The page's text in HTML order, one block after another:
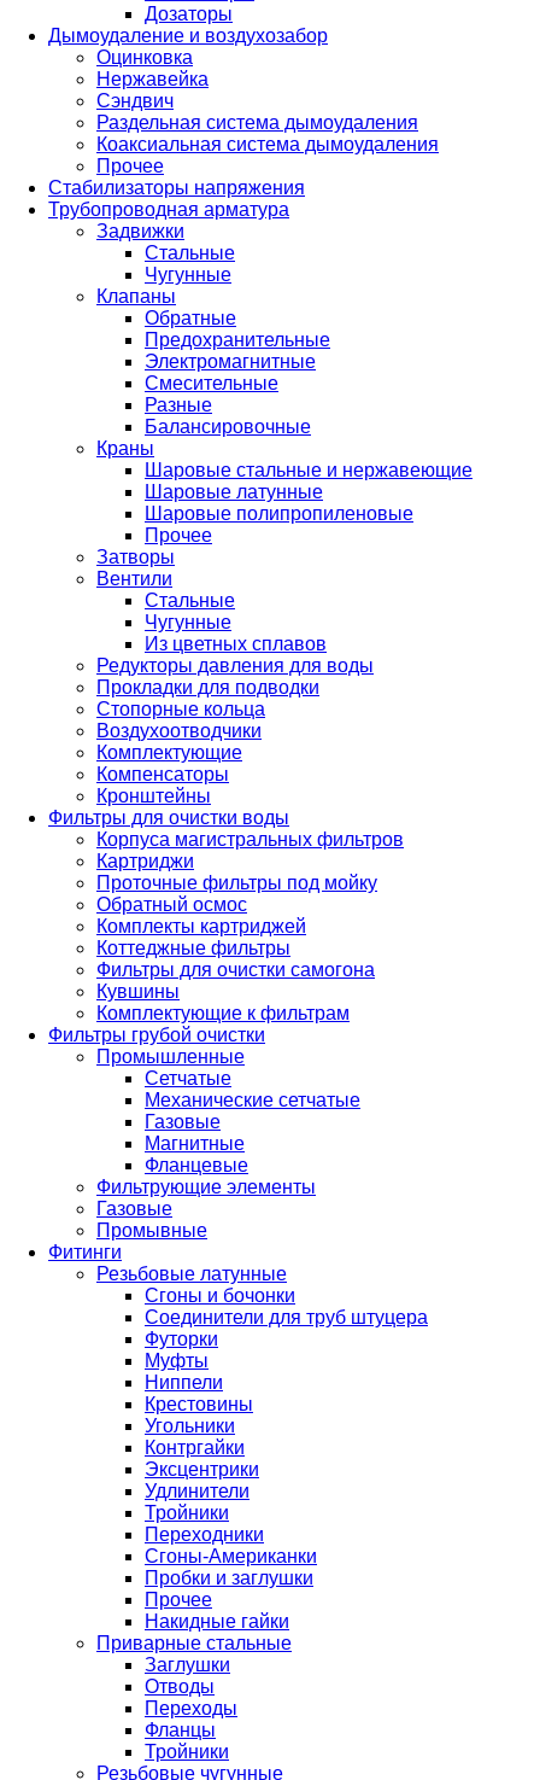
Дозаторы
Дымоудаление и воздухозабор
Оцинковка
Нержавейка
Сэндвич
Раздельная система дымоудаления
Коаксиальная система дымоудаления
Прочее
Стабилизаторы напряжения
Трубопроводная арматура
Задвижки
Стальные
Чугунные
Клапаны
Обратные
Предохранительные
Электромагнитные
Смесительные
Разные
Балансировочные
Краны
Шаровые стальные и нержавеющие
Шаровые латунные
Шаровые полипропиленовые
Прочее
Затворы
Вентили
Стальные
Чугунные
Из цветных сплавов
Редукторы давления для воды
Прокладки для подводки
Стопорные кольца
Воздухоотводчики
Комплектующие
Компенсаторы
Кронштейны
Фильтры для очистки воды
Корпуса магистральных фильтров
Картриджи
Проточные фильтры под мойку
Обратный осмос
Комплекты картриджей
Коттеджные фильтры
Фильтры для очистки самогона
Кувшины
Комплектующие к фильтрам
Фильтры грубой очистки
Промышленные
Сетчатые
Механические сетчатые
Газовые
Магнитные
Фланцевые
Фильтрующие элементы
Газовые
Промывные
Фитинги
Резьбовые латунные
Сгоны и бочонки
Соединители для труб штуцера
Футорки
Муфты
Ниппели
Крестовины
Угольники
Контргайки
Эксцентрики
Удлинители
Тройники
Переходники
Сгоны-Американки
Пробки и заглушки
Прочее
Накидные гайки
Приварные стальные
Заглушки
Отводы
Переходы
Фланцы
Тройники
Резьбовые чугунные